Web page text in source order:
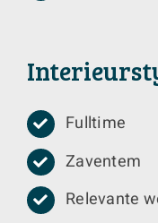
Fulltime
Zaventem
Relevante